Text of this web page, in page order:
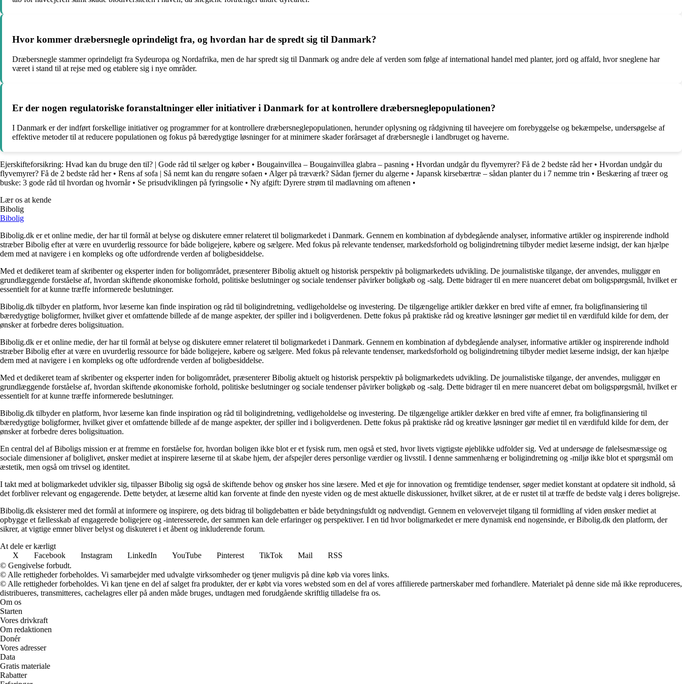
Hvor kommer dræbersnegle oprindeligt fra, og hvordan har de spredt sig til Danmark?
Dræbersnegle stammer oprindeligt fra Sydeuropa og Nordafrika, men de har spredt sig til Danmark og andre dele af verden som følge af international handel med planter, jord og affald, hvor sneglene har
været i stand til at rejse med og etablere sig i nye områder.
Er der nogen regulatoriske foranstaltninger eller initiativer i Danmark for at kontrollere dræbersneglepopulationen?
I Danmark er der indført forskellige initiativer og programmer for at kontrollere dræbersneglepopulationen, herunder oplysning og rådgivning til haveejere om forebyggelse og bekæmpelse, undersøgelse af
effektive metoder til at reducere populationen og fokus på bæredygtige løsninger for at minimere skader forårsaget af dræbersnegle i landbruget og haverne.
Ejerskifteforsikring: Hvad kan du bruge den til? | Gode råd til sælger og køber• Bougainvillea – Bougainvillea glabra – pasning • Hvordan undgår du flyvemyrer? Få de 2 bedste råd her• Hvordan undgår du
flyvemyrer? Få de 2 bedste råd her• Rens af sofa | Så nemt kan du rengøre sofaen • Alger på træværk? Sådan fjerner du algerne • Japansk kirsebærtræ – sådan planter du i 7 nemme trin • Beskæring af træer og
buske: 3 gode råd til hvordan og hvornår• Se prisudviklingen på fyringsolie • Ny afgift: Dyrere strøm til madlavning om aftenen •
Lær os at kende
Bibolig
Bibolig
Bibolig.dk er et online medie, der har til formål at belyse og diskutere emner relateret til boligmarkedet i Danmark. Gennem en kombination af dybdegående analyser, informative artikler og inspirerende indhold
stræber Bibolig efter at være en uvurderlig ressource for både boligejere, købere og sælgere. Med fokus på relevante tendenser, markedsforhold og boligindretning tilbyder mediet læserne indsigt, der kan hjælpe
dem med at navigere i en kompleks og ofte udfordrende verden af boligbesiddelse.
Med et dedikeret team af skribenter og eksperter inden for boligområdet, præsenterer Bibolig aktuelt og historisk perspektiv på boligmarkedets udvikling. De journalistiske tilgange, der anvendes, muliggør en
grundlæggende forståelse af, hvordan skiftende økonomiske forhold, politiske beslutninger og sociale tendenser påvirker boligkøb og -salg. Dette bidrager til en mere nuanceret debat om boligspørgsmål, hvilket er
essentielt for at kunne træffe informerede beslutninger.
Bibolig.dk tilbyder en platform, hvor læserne kan finde inspiration og råd til boligindretning, vedligeholdelse og investering. De tilgængelige artikler dækker en bred vifte af emner, fra boligfinansiering til
bæredygtige boligformer, hvilket giver et omfattende billede af de mange aspekter, der spiller ind i boligverdenen. Dette fokus på praktiske råd og kreative løsninger gør mediet til en værdifuld kilde for dem, der
ønsker at forbedre deres boligsituation.
Bibolig.dk er et online medie, der har til formål at belyse og diskutere emner relateret til boligmarkedet i Danmark. Gennem en kombination af dybdegående analyser, informative artikler og inspirerende indhold
stræber Bibolig efter at være en uvurderlig ressource for både boligejere, købere og sælgere. Med fokus på relevante tendenser, markedsforhold og boligindretning tilbyder mediet læserne indsigt, der kan hjælpe
dem med at navigere i en kompleks og ofte udfordrende verden af boligbesiddelse.
Med et dedikeret team af skribenter og eksperter inden for boligområdet, præsenterer Bibolig aktuelt og historisk perspektiv på boligmarkedets udvikling. De journalistiske tilgange, der anvendes, muliggør en
grundlæggende forståelse af, hvordan skiftende økonomiske forhold, politiske beslutninger og sociale tendenser påvirker boligkøb og -salg. Dette bidrager til en mere nuanceret debat om boligspørgsmål, hvilket er
essentielt for at kunne træffe informerede beslutninger.
Bibolig.dk tilbyder en platform, hvor læserne kan finde inspiration og råd til boligindretning, vedligeholdelse og investering. De tilgængelige artikler dækker en bred vifte af emner, fra boligfinansiering til
bæredygtige boligformer, hvilket giver et omfattende billede af de mange aspekter, der spiller ind i boligverdenen. Dette fokus på praktiske råd og kreative løsninger gør mediet til en værdifuld kilde for dem, der
ønsker at forbedre deres boligsituation.
En central del af Biboligs mission er at fremme en forståelse for, hvordan boligen ikke blot er et fysisk rum, men også et sted, hvor livets vigtigste øjeblikke udfolder sig. Ved at undersøge de følelsesmæssige og
sociale dimensioner af boliglivet, ønsker mediet at inspirere læserne til at skabe hjem, der afspejler deres personlige værdier og livsstil. I denne sammenhæng er boligindretning og -miljø ikke blot et spørgsmål om
æstetik, men også om trivsel og identitet.
I takt med at boligmarkedet udvikler sig, tilpasser Bibolig sig også de skiftende behov og ønsker hos sine læsere. Med et øje for innovation og fremtidige tendenser, søger mediet konstant at opdatere sit indhold, så
det forbliver relevant og engagerende. Dette betyder, at læserne altid kan forvente at finde den nyeste viden og de mest aktuelle diskussioner, hvilket sikrer, at de er rustet til at træffe de bedste valg i deres boligrejse.
Bibolig.dk eksisterer med det formål at informere og inspirere, og dets bidrag til boligdebatten er både betydningsfuldt og nødvendigt. Gennem en velovervejet tilgang til formidling af viden ønsker mediet at
opbygge et fællesskab af engagerede boligejere og -interesserede, der sammen kan dele erfaringer og perspektiver. I en tid hvor boligmarkedet er mere dynamisk end nogensinde, er Bibolig.dk den platform, der
sikrer, at vigtige emner bliver belyst og diskuteret i et åbent og inkluderende forum.
At dele er kærligt
X
Facebook Instagram LinkedIn YouTube Pinterest TikTok Mail
RSS
© Gengivelse forbudt.
© Alle rettigheder forbeholdes. Vi samarbejder med udvalgte virksomheder og tjener muligvis på dine køb via vores links.
© Alle rettigheder forbeholdes. Vi kan tjene en del af salget fra produkter, der er købt via vores websted som en del af vores affilierede partnerskaber med forhandlere. Materialet på denne side må ikke reproduceres,
distribueres, transmitteres, cachelagres eller på anden måde bruges, undtagen med forudgående skriftlig tilladelse fra os.
Om os
Starten
Vores drivkraft
Om redaktionen
Donér
Vores adresser
Data
Gratis materiale
Rabatter